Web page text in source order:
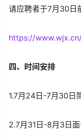
请应聘者于7月30日
https://
四、时间安排
1.7月24日-7月30日
2.7月31日-8月3日